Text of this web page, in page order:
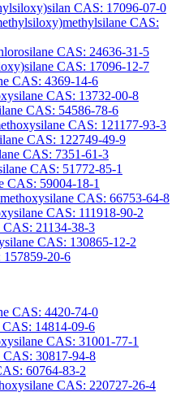
CAS: 17096-07-0
CAS:
CAS: 24636-31-5
CAS: 17096-12-7
CAS: 4369-14-6
CAS: 13732-00-8
CAS: 54586-78-6
CAS: 121177-93-3
CAS: 122749-49-9
CAS: 7351-61-3
CAS: 51772-85-1
CAS: 59004-18-1
CAS: 66753-64-8
CAS: 111918-90-2
21134-38-3
CAS: 130865-12-2
20-6
CAS: 4420-74-0
14814-09-6
CAS: 31001-77-1
CAS: 30817-94-8
60764-83-2
CAS: 220727-26-4